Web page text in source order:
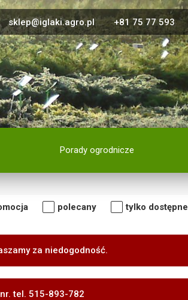
sklep@iglaki.agro.pl +81 75 77 593
Porady ogrodnicze
polecany tylko dostępne
za niedogodność.
tel. 515-893-782